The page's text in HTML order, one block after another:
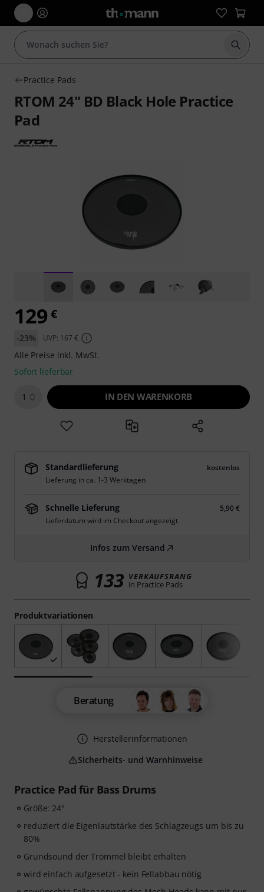
Suche
Practice Pads
RTOM 24" BD Black Hole Practice
Pad
Practice Pad für Bass Drums
Größe: 24"
reduziert die Eigenlautstärke des Schlagzeugs um bis zu
80%
Grundsound der Trommel bleibt erhalten
wird einfach aufgesetzt - kein Fellabbau nötig
Produktvariationen
129 €
-23% UVP: 167 €
Alle Preise inkl. MwSt.
Sofort lieferbar
1 IN DEN WARENKORB
Standardlieferung
kostenlos
Lieferung in ca. 1-3 Werktagen
Schnelle Lieferung
5,90 €
Lieferdatum wird im Checkout angezeigt.
Infos zum Versand
133 VERKAUFSRANG
in Practice Pads
Beratung
Herstellerinformationen
Sicherheits- und Warnhinweise